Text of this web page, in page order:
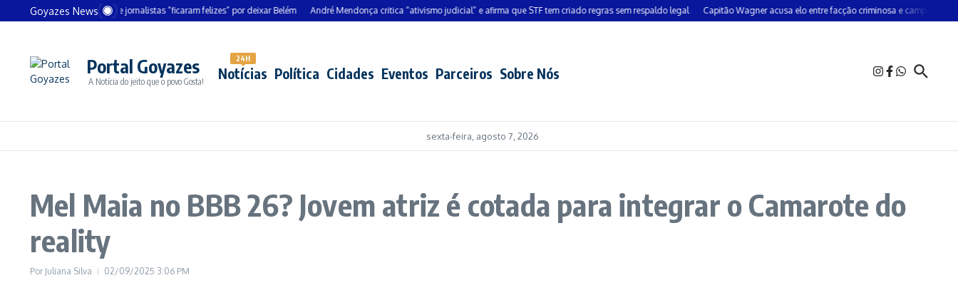
Ir para o conteúdo
Goyazes News
Chanceler alemão diz que jornalistas “ficaram felizes” por deixar Belém André Mendonça critica “ativismo judicial” e afirma que STF tem criado regras sem respaldo legal Capitão Wagner acusa elo entre facção criminosa e campanha do PT
Portal Goyazes
A Notícia do jeito que o povo Gosta! Notícias
24H
Política Cidades Eventos Parceiros Sobre Nós
sexta-feira, agosto 7, 2026
Mel Maia no BBB 26? Jovem atriz é cotada para integrar o Camarote do
reality
Por Juliana Silva 02/09/2025 3:06 PM